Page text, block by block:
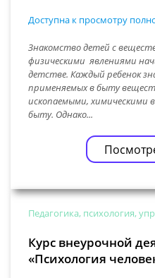
Доступна к просмотру
Знакомство детей с
физическими явлениями
детстве. Каждый ребенок
применяемых в быту
ископаемыми, химическими
быту. Однако...
Педагогика, психология,
Курс внеурочной
«Психология